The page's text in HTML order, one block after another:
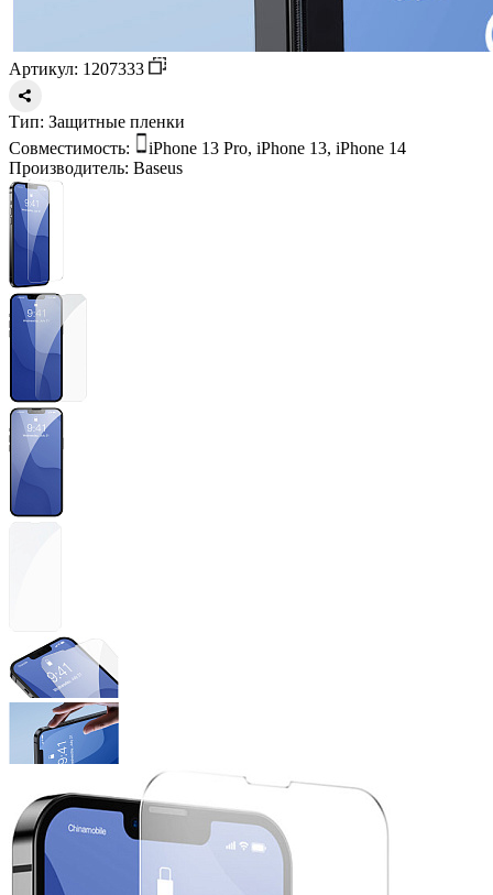
Артикул: 1207333
Тип: Защитные пленки
Совместимость:
iPhone 13 Pro, iPhone 13, iPhone 14
Производитель: Baseus